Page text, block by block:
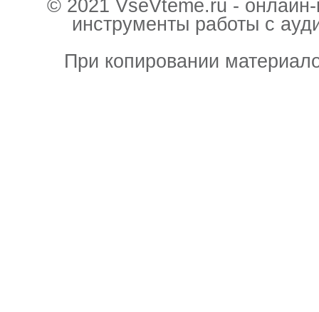
© 2021 VseVteme.ru -
инструменты работы с
При копировании